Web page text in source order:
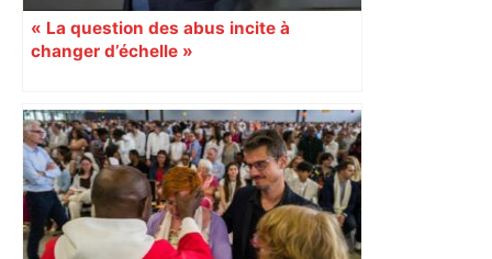
« La question des abus incite à
changer d’échelle »